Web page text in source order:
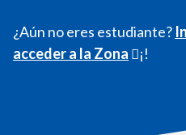
¿Aún no eres estudiante?
acceder a la Zona
¡!